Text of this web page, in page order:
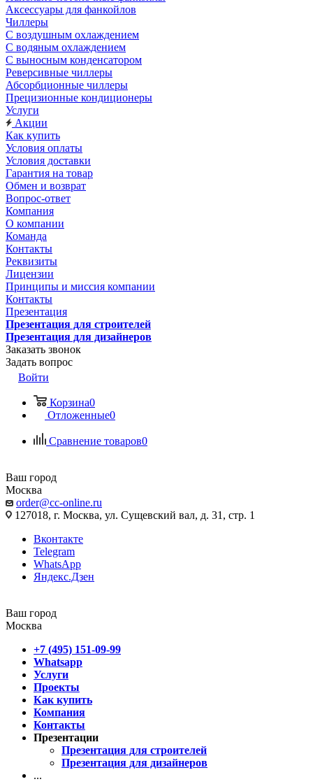
Аксессуары для фанкойлов
Чиллеры
С воздушным охлаждением
С водяным охлаждением
С выносным конденсатором
Реверсивные чиллеры
Абсорбционные чиллеры
Прецизионные кондиционеры
Услуги
Акции
Как купить
Условия оплаты
Условия доставки
Гарантия на товар
Обмен и возврат
Вопрос-ответ
Компания
О компании
Команда
Контакты
Реквизиты
Лицензии
Принципы и миссия компании
Контакты
Презентация
Презентация для строителей
Презентация для дизайнеров
Заказать звонок
Задать вопрос
Войти
Корзина0
Отложенные0
Сравнение товаров0
Ваш город
Москва
order@cc-online.ru
127018, г. Москва, ул. Сущевский вал, д. 31, стр. 1
Вконтакте
Telegram
WhatsApp
Яндекс.Дзен
Ваш город
Москва
+7 (495) 151-09-99
Whatsapp
Услуги
Проекты
Как купить
Компания
Контакты
Презентации
Презентация для строителей
Презентация для дизайнеров
...